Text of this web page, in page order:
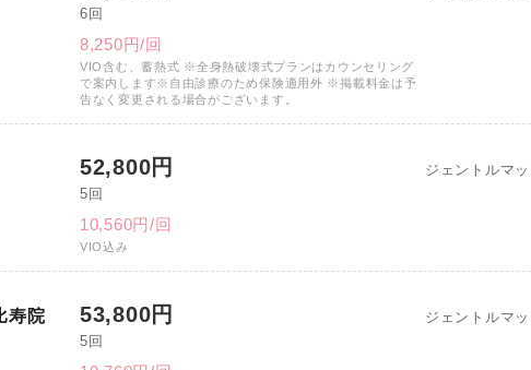
6回
8,250円/回
VIO含む、蓄熱式 ※全身熱破壊式プランはカウンセリング
で案内します※自由診療のため保険適用外 ※掲載料金は予
告なく変更される場合がございます。
52,800円
5回
10,560円/回
VIO込み
ジェントルマ
寿院 53,800円
5回
ジェントルマ